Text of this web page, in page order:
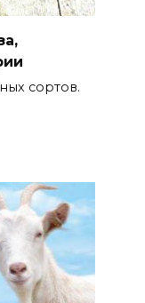
сортов.